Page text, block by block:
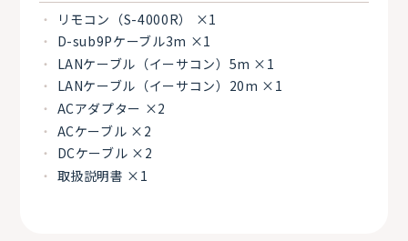
リモコン（S-4000R） ×1
D-sub9Pケーブル3m ×1
LANケーブル（イーサコン）5m ×1
LANケーブル（イーサコン）20m ×1
ACアダプター ×2
ACケーブル ×2
DCケーブル ×2
取扱説明書 ×1